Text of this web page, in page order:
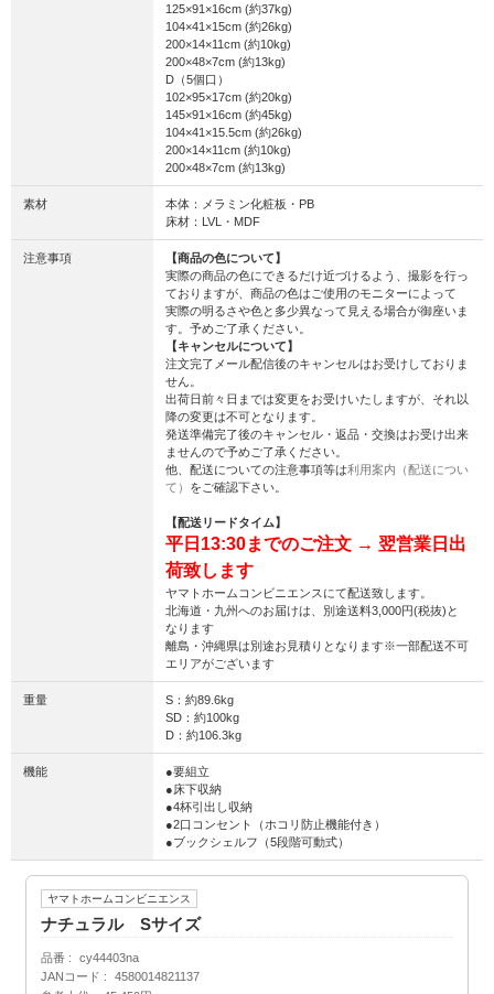
125×91×16cm (約37kg)
104×41×15cm (約26kg)
200×14×11cm (約10kg)
200×48×7cm (約13kg)
D（5個口）
102×95×17cm (約20kg)
145×91×16cm (約45kg)
104×41×15.5cm (約26kg)
200×14×11cm (約10kg)
200×48×7cm (約13kg)
素材
本体：メラミン化粧板・PB
床材：LVL・MDF
注意事項
【商品の色について】
実際の商品の色にできるだけ近づけるよう、撮影を行っ
ておりますが、商品の色はご使用のモニターによって
実際の明るさや色と多少異なって見える場合が御座いま
す。予めご了承ください。
【キャンセルについて】
注文完了メール配信後のキャンセルはお受けしておりま
せん。
出荷日前々日までは変更をお受けいたしますが、それ以
降の変更は不可となります。
発送準備完了後のキャンセル・返品・交換はお受け出来
ませんので予めご了承ください。
他、配送についての注意事項等は利用案内（配送につい
て） をご確認下さい。
【配送リードタイム】
平日13:30までのご注文 → 翌営業日出
荷致します
ヤマトホームコンビニエンスにて配送致します。
北海道・九州へのお届けは、別途送料3,000円(税抜)と
なります
離島・沖縄県は別途お見積りとなります※一部配送不可
エリアがございます
重量
S：約89.6kg
SD：約100kg
D：約106.3kg
機能
●要組立
●床下収納
●4杯引出し収納
●2口コンセント（ホコリ防止機能付き）
●ブックシェルフ（5段階可動式）
ヤマトホームコンビニエンス
ナチュラル Sサイズ
品番
cy44403na
JANコード
4580014821137